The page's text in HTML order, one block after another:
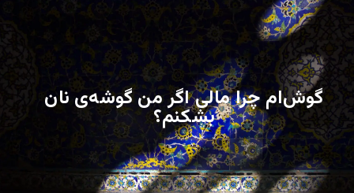
گوش‌ام چرا مالی اگر من گوشه‌ی نان
بشکنم؟